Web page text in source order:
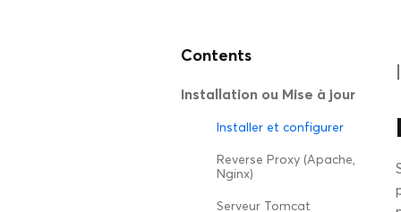
Contents
Installation ou Mise à jour
Installer et configurer
Reverse Proxy (Apache,
Nginx)
Serveur Tomcat